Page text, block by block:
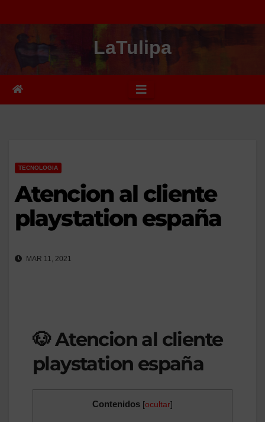
al
contenido
LaTulipa
TECNOLOGIA
Atencion al cliente
playstation españa
MAR 11, 2021
🐶 Atencion al cliente
playstation españa
Contenidos [ocultar]